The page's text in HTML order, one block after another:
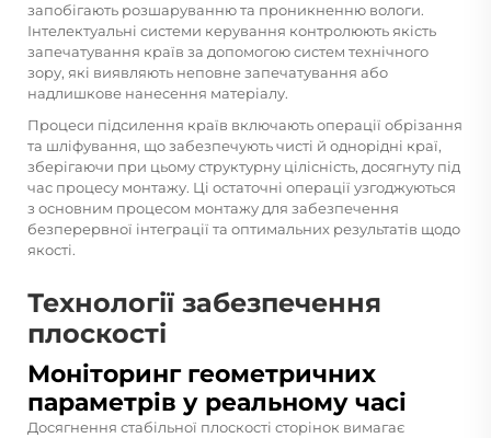
запобігають розшаруванню та проникненню вологи.
Інтелектуальні системи керування контролюють якість
запечатування країв за допомогою систем технічного
зору, які виявляють неповне запечатування або
надлишкове нанесення матеріалу.
Процеси підсилення країв включають операції обрізання
та шліфування, що забезпечують чисті й однорідні краї,
зберігаючи при цьому структурну цілісність, досягнуту під
час процесу монтажу. Ці остаточні операції узгоджуються
з основним процесом монтажу для забезпечення
безперервної інтеграції та оптимальних результатів щодо
якості.
Технології забезпечення
плоскості
Моніторинг геометричних
параметрів у реальному часі
Досягнення стабільної плоскості сторінок вимагає